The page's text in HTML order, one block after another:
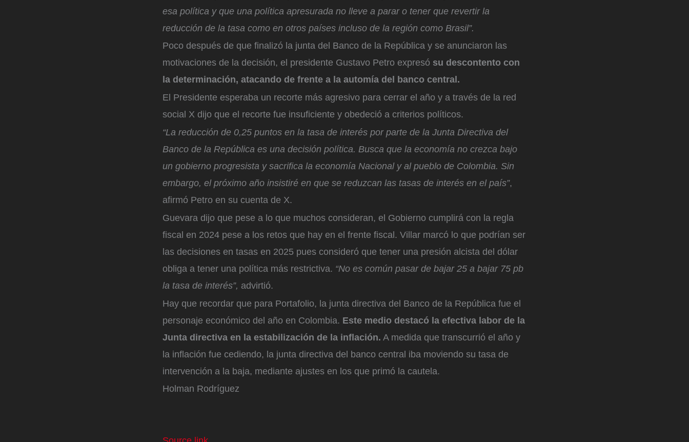
esa política y que una política apresurada no lleve a parar o tener que revertir la
reducción de la tasa como en otros países incluso de la región como Brasil”.
Poco después de que finalizó la junta del Banco de la República y se anunciaron las
motivaciones de la decisión, el presidente Gustavo Petro expresó su descontento con
la determinación, atacando de frente a la automía del banco central.
El Presidente esperaba un recorte más agresivo para cerrar el año y a través de la red
social X dijo que el recorte fue insuficiente y obedeció a criterios políticos.
“La reducción de 0,25 puntos en la tasa de interés por parte de la Junta Directiva del
Banco de la República es una decisión política. Busca que la economía no crezca bajo
un gobierno progresista y sacrifica la economía Nacional y al pueblo de Colombia. Sin
embargo, el próximo año insistiré en que se reduzcan las tasas de interés en el país”,
afirmó Petro en su cuenta de X.
Guevara dijo que pese a lo que muchos consideran, el Gobierno cumplirá con la regla
fiscal en 2024 pese a los retos que hay en el frente fiscal. Villar marcó lo que podrían ser
las decisiones en tasas en 2025 pues consideró que tener una presión alcista del dólar
obliga a tener una política más restrictiva. “No es común pasar de bajar 25 a bajar 75 pb
la tasa de interés”, advirtió.
Hay que recordar que para Portafolio, la junta directiva del Banco de la República fue el
personaje económico del año en Colombia. Este medio destacó la efectiva labor de la
Junta directiva en la estabilización de la inflación. A medida que transcurrió el año y
la inflación fue cediendo, la junta directiva del banco central iba moviendo su tasa de
intervención a la baja, mediante ajustes en los que primó la cautela.
Holman Rodríguez